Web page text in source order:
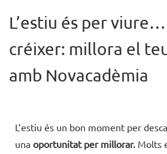
L’estiu és per
créixer: millora el
amb Novacadèmia
L’estiu és un bon moment per
una oportunitat per millorar. Molts